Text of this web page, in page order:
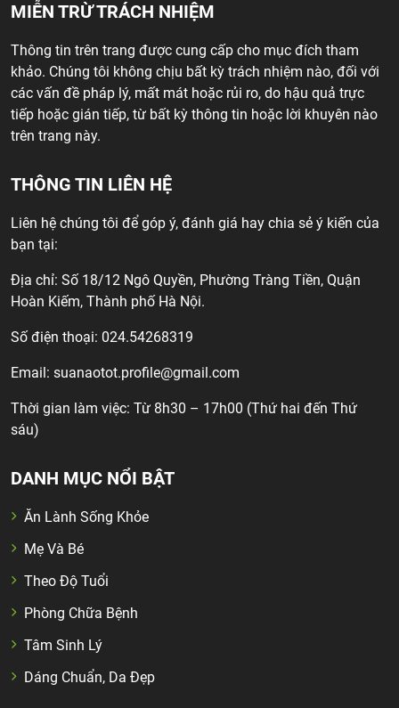
MIỄN TRỪ TRÁCH NHIỆM
Thông tin trên trang được cung cấp cho mục đích tham
khảo. Chúng tôi không chịu bất kỳ trách nhiệm nào, đối với
các vấn đề pháp lý, mất mát hoặc rủi ro, do hậu quả trực
tiếp hoặc gián tiếp, từ bất kỳ thông tin hoặc lời khuyên nào
trên trang này.
THÔNG TIN LIÊN HỆ
Liên hệ chúng tôi để góp ý, đánh giá hay chia sẻ ý kiến của
bạn tại:
Địa chỉ: Số 18/12 Ngô Quyền, Phường Tràng Tiền, Quận
Hoàn Kiếm, Thành phố Hà Nội.
Số điện thoại: 024.54268319
Email: suanaotot.profile@gmail.com
Thời gian làm việc: Từ 8h30 – 17h00 (Thứ hai đến Thứ
sáu)
DANH MỤC NỔI BẬT
Ăn Lành Sống Khỏe
Mẹ Và Bé
Theo Độ Tuổi
Phòng Chữa Bệnh
Tâm Sinh Lý
Dáng Chuẩn, Da Đẹp